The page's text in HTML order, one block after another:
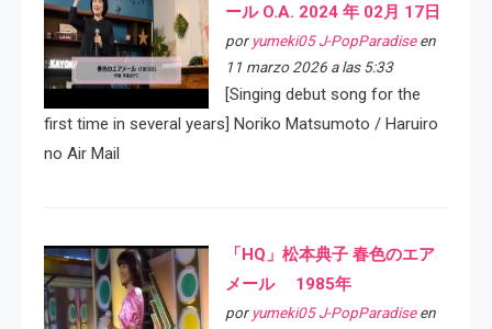
ール O.A. 2024 年 02月 17日
por yumeki05 J-PopParadiseen
11 marzo 2026 a las 5:33
[Singing debut song for the
first time in several years] Noriko Matsumoto / Haruiro
no Air Mail
「HQ」松本典子 春色のエア
メール 1985年
por yumeki05 J-PopParadiseen